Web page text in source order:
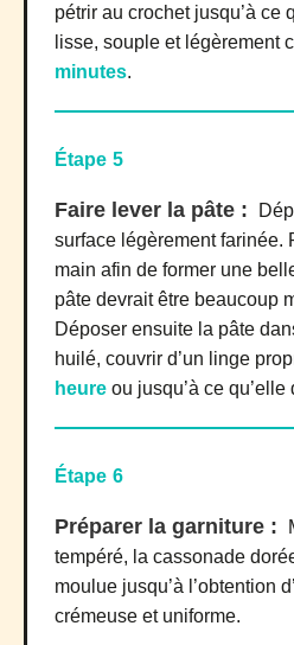
pétrir au crochet jusqu’à ce
lisse, souple et légèrement
minutes.
Étape 5
Faire lever la pâte :
surface légèrement farinée.
main afin de former une
pâte devrait être beaucoup
Déposer ensuite la pâte
huilé, couvrir d’un linge
heure ou jusqu’à ce
Étape 6
Préparer la garniture :
tempéré, la cassonade
moulue jusqu’à l’obtention
crémeuse et uniforme.